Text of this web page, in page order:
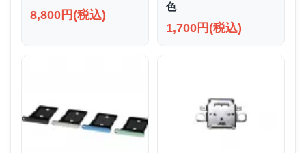
8,800円(税込)
色
1,700円(税込)